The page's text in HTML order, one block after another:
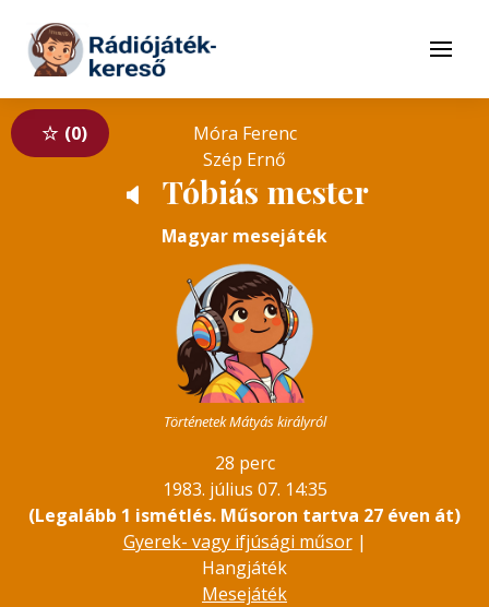
Tovább a tartalomhoz
Menü
0
Móra Ferenc
Szép Ernő
🔈 Tóbiás mester
Magyar mesejáték
Történetek Mátyás királyról
28 perc
1983. július 07. 14:35
(Legalább 1 ismétlés. Műsoron tartva 27 éven át)
Gyerek- vagy ifjúsági műsor|
Hangjáték
Mesejáték